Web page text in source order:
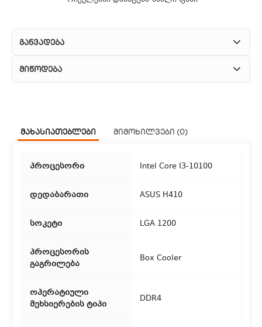
განვადება
მიწოდება
თბილისის მასშტაბით.
აიღოთ თქვენი შეკვეთა ჩვენი ფილიალიდან.
3. საფოსტო მიწოდება
მიწოდება. მიწოდების დრო დამოკიდებულია
ადგილმდებარეობაზე.
მახასიათებლები მიმოხილვები (0)
პროცესორი Intel Core I3-10100
დედაბარათი ASUS H410
სოკეტი LGA 1200
პროცესორის
გაგრილება
Box Cooler
ოპერატიული
მეხსიერების ტიპი
DDR4